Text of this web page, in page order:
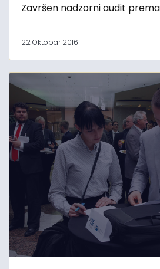
Završen nadzorni audit prema
22 Oktobar 2016